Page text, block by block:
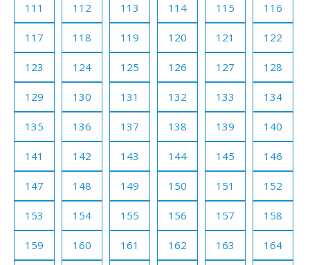
111 112 113 114 115 116
117 118 119 120 121 122
123 124 125 126 127 128
129 130 131 132 133 134
135 136 137 138 139 140
141 142 143 144 145 146
147 148 149 150 151 152
153 154 155 156 157 158
159 160 161 162 163 164